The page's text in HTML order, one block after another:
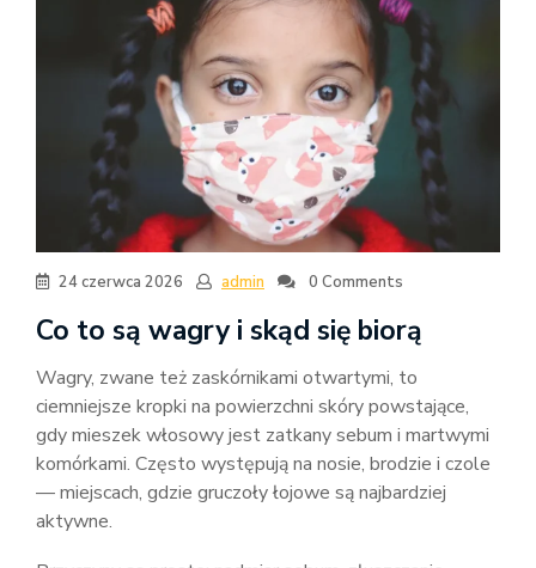
24 czerwca 2026 admin 0 Comments
Co to są wagry i skąd się biorą
Wagry, zwane też zaskórnikami otwartymi, to
ciemniejsze kropki na powierzchni skóry powstające,
gdy mieszek włosowy jest zatkany sebum i martwymi
komórkami. Często występują na nosie, brodzie i czole
— miejscach, gdzie gruczoły łojowe są najbardziej
aktywne.